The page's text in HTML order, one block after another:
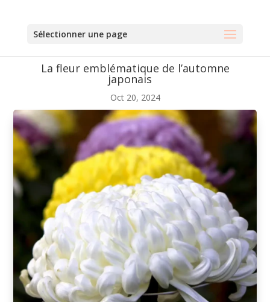
Sélectionner une page
La fleur emblématique de l’automne
japonais
Oct 20, 2024